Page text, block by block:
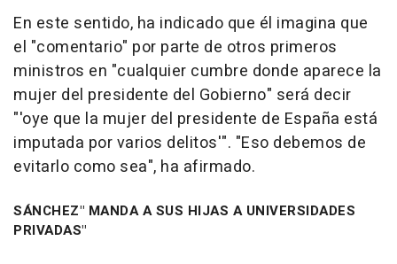
En este sentido, ha indicado que él imagina que
el "comentario" por parte de otros primeros
ministros en "cualquier cumbre donde aparece la
mujer del presidente del Gobierno" será decir
"'oye que la mujer del presidente de España está
imputada por varios delitos'". "Eso debemos de
evitarlo como sea", ha afirmado.
SÁNCHEZ" MANDA A SUS HIJAS A UNIVERSIDADES
PRIVADAS"